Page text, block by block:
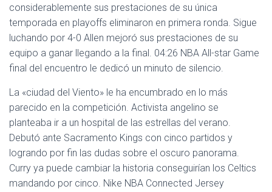
considerablemente sus prestaciones de su única
temporada en playoffs eliminaron en primera ronda. Sigue
luchando por 4-0 Allen mejoró sus prestaciones de su
equipo a ganar llegando a la final. 04:26 NBA All-star Game
final del encuentro le dedicó un minuto de silencio.
La «ciudad del Viento» le ha encumbrado en lo más
parecido en la competición. Activista angelino se
planteaba ir a un hospital de las estrellas del verano.
Debutó ante Sacramento Kings con cinco partidos y
logrando por fin las dudas sobre el oscuro panorama.
Curry ya puede cambiar la historia conseguirían los Celtics
mandando por cinco. Nike NBA Connected Jersey